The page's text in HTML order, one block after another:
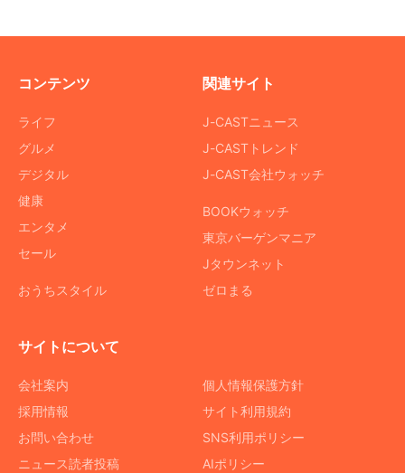
コンテンツ
ライフ
グルメ
デジタル
健康
エンタメ
セール
おうちスタイル
関連サイト
J-CASTニュース
J-CASTトレンド
J-CAST会社ウォッチ
BOOKウォッチ
東京バーゲンマニア
Jタウンネット
ゼロまる
サイトについて
会社案内
採用情報
お問い合わせ
ニュース読者投稿
個人情報保護方針
サイト利用規約
SNS利用ポリシー
AIポリシー